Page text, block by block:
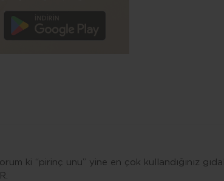
ki “pirinç unu” yine en çok kullandığınız